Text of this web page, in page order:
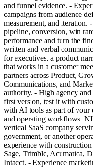
and funnel evidence. -
campaigns from audience
measurement, and iteration.
pipeline, conversion, win
performance and turn the
written and verbal
for executives, a product
that works in a customer
partners across Product,
Communications, and
authority. - High agency
first version, test it with
with AI tools as part of your
and operating workflows.
vertical SaaS company
government, or another
experience with
Sage, Trimble, Acumatica,
Intacct. - Experience